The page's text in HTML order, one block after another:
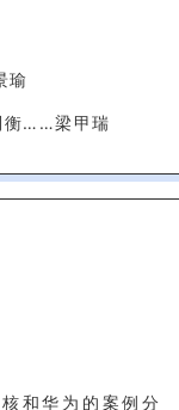
瑜
衡……梁甲瑞
和华为的案例分